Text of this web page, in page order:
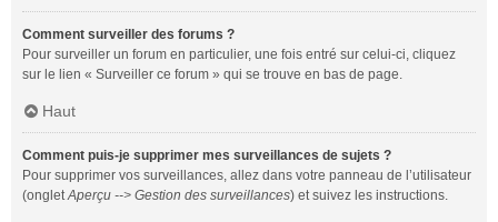
Comment surveiller des forums ?
Pour surveiller un forum en particulier, une fois entré sur celui-ci, cliquez
sur le lien « Surveiller ce forum » qui se trouve en bas de page.
Haut
Comment puis-je supprimer mes surveillances de sujets ?
Pour supprimer vos surveillances, allez dans votre panneau de l’utilisateur
(ongletAperçu --> Gestion des surveillances) et suivez les instructions.